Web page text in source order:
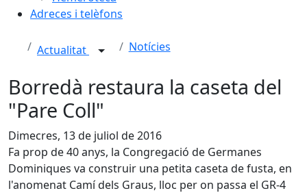
Adreces i telèfons
Actualitat Notícies
Borredà restaura la caseta del
"Pare Coll"
Dimecres, 13 de juliol de 2016
Fa prop de 40 anys, la Congregació de Germanes
Dominiques va construir una petita caseta de fusta, en
l'anomenat Camí dels Graus, lloc per on passa el GR-4